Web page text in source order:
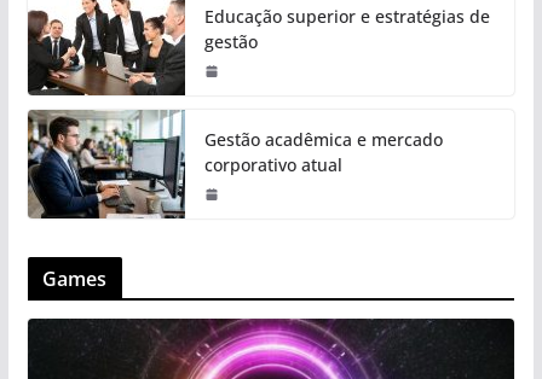
Educação superior e estratégias de
gestão
Gestão acadêmica e mercado
corporativo atual
Games